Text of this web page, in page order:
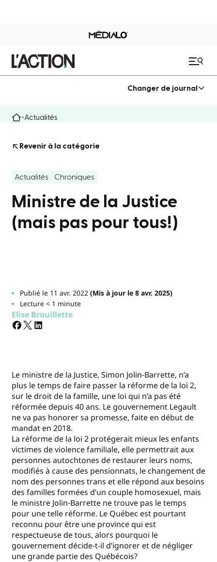
Changer de journal
Actualités
Revenir à la catégorie
Actualités Chroniques
Ministre de la Justice
(mais pas pour tous!)
Publié le 11 avr. 2022(Mis à jour le 8 avr. 2025)
Lecture < 1 minute
Elise Brouillette
Le ministre de la Justice, Simon Jolin-Barrette, n’a
plus le temps de faire passer la réforme de la loi 2,
sur le droit de la famille, une loi qui n’a pas été
réformée depuis 40 ans. Le gouvernement Legault
ne va pas honorer sa promesse, faite en début de
mandat en 2018.
La réforme de la loi 2 protégerait mieux les enfants
victimes de violence familiale, elle permettrait aux
personnes autochtones de restaurer leurs noms,
modifiés à cause des pensionnats, le changement de
nom des personnes trans et elle répond aux besoins
des familles formées d’un couple homosexuel, mais
le ministre Jolin-Barrette ne trouve pas le temps
pour une telle réforme. Le Québec est pourtant
reconnu pour être une province qui est
respectueuse de tous, alors pourquoi le
gouvernement décide-t-il d’ignorer et de négliger
une grande partie des Québécois?